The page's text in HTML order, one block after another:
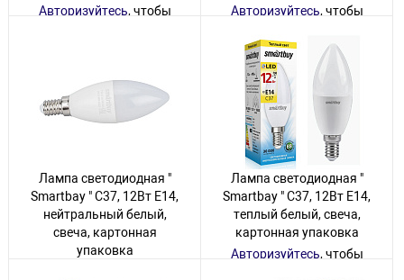
Авторизуйтесь, чтобы
Авторизуйтесь, чтобы
10 товаров
Лампа светодиодная "
Smartbay " С37, 12Вт Е14,
нейтральный белый,
свеча, картонная
упаковка
Лампа светодиодная "
Smartbay " С37, 12Вт Е14,
теплый белый, свеча,
картонная упаковка
Авторизуйтесь, чтобы